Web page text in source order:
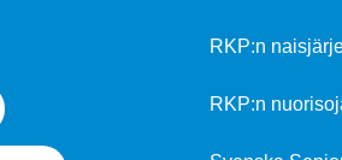
RKP:n
RKP:n